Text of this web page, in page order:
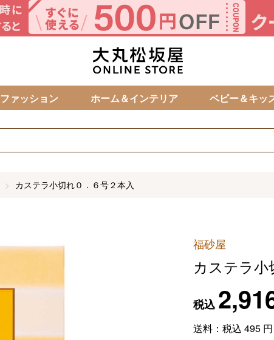
カ
ファッション ホーム＆インテリア ベビー＆キッ
カステラ小切れ０．６号２本入
福砂屋
カステラ小
税込
送料：税込 495円